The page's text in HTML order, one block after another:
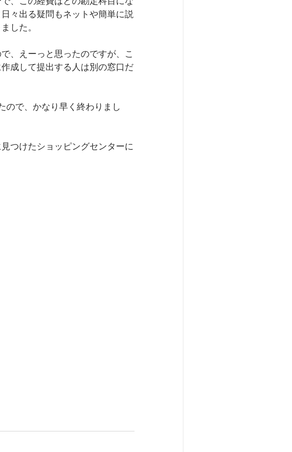
々出る疑問もネットや簡単に説
した。
、えーっと思ったのですが、こ
成して提出する人は別の窓口だ
ので、かなり早く終わりまし
つけたショッピングセンターに